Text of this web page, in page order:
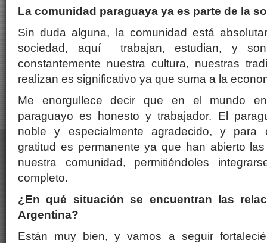
La comunidad paraguaya ya es parte de la
Sin duda alguna, la comunidad está
sociedad, aquí trabajan, estudian, y
constantemente nuestra cultura, nuestras
realizan es significativo ya que suma a la
Me enorgullece decir que en el mundo
paraguayo es honesto y trabajador. El
noble y especialmente agradecido, y para
gratitud es permanente ya que han abierto
nuestra comunidad, permitiéndoles
completo.
¿En qué situación se encuentran las
Argentina?
Están muy bien, y vamos a seguir